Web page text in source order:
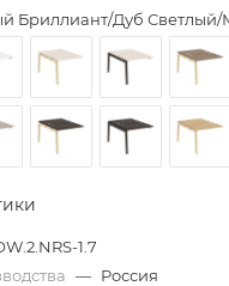
Бриллиант/Дуб Светлый/
1.7
— Россия